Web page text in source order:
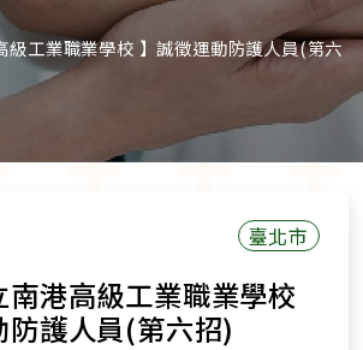
級工業職業學校 】誠徵運動防護人員(第六
臺北市
南港高級工業職業學校
防護人員(第六招)